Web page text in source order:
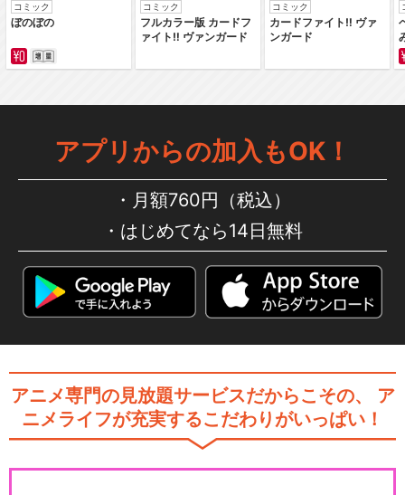
プリパラ
プリパラ 2nd season
プリパラ 3rd season
アイドルタイムプリパラ
コミック
ぼのぼの
コミック
フルカラー版 カードフ
ァイト‼ ヴァンガード
コミック
カードファイト‼ ヴァ
ンガード
アプリからの加入もOK！
月額760円（税込）
はじめてなら14日無料
アニメ専門の見放題サービスだからこその、
ア
ニメライフが充実するこだわりがいっぱい！